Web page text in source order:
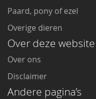
Paard, pony of ezel
Overige dieren
Over deze website
Over ons
Disclaimer
Andere pagina’s